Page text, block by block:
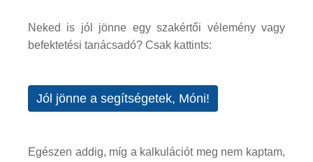
Neked is jól jönne egy szakértői vélemény vagy
befektetési tanácsadó? Csak kattints:
Jól jönne a segítségetek, Móni!
Egészen addig, míg a kalkulációt meg nem kaptam,